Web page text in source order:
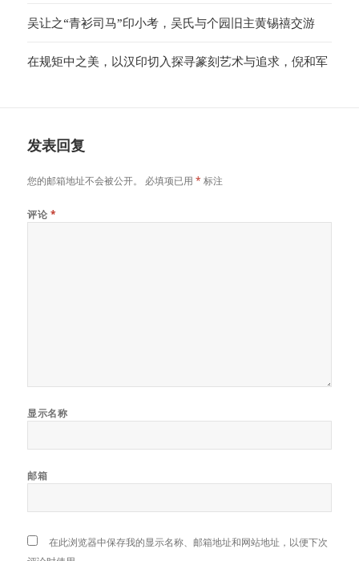
吴让之“青衫司马”印小考，吴氏与个园旧主黄锡禧交游
在规矩中之美，以汉印切入探寻篆刻艺术与追求，倪和军
发表回复
您的邮箱地址不会被公开。 必填项已用* 标注
评论 *
显示名称
邮箱
在此浏览器中保存我的显示名称、邮箱地址和网站地址，以便下次